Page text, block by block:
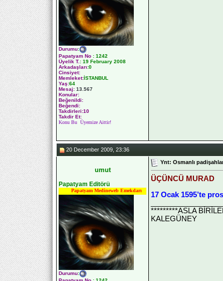
Durumu:
Papatyam No : 1242
Üyelik T.: 19 February 2008
Arkadaşları:0
Cinsiyet:
Memleket:İSTANBUL
Yaş:64
Mesaj: 13.567
Konular:
Beğenildi:
Beğendi:
Takdirleri:10
Takdir Et:
Konu Bu Üyemize Aittir!
20 December 2009, 23:36
umut
Papatyam Editörü
Papatyam Medineweb Emekdarı
Durumu:
Ynt: Osmanlı
ÜÇÜNCÜ MURAD
17 Ocak 1595’te
*********ASLA
KALEGÜNEY